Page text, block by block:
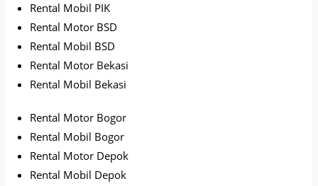
Rental Mobil PIK
Rental Motor BSD
Rental Mobil BSD
Rental Motor Bekasi
Rental Mobil Bekasi
Rental Motor Bogor
Rental Mobil Bogor
Rental Motor Depok
Rental Mobil Depok